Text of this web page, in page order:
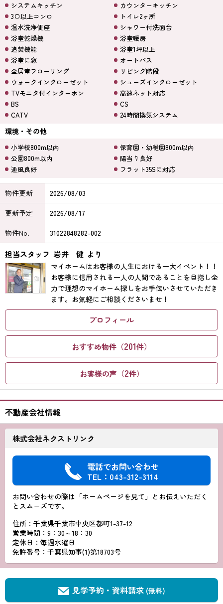
システムキッチン
カウンターキッチン
3口以上コンロ
トイレ2ヶ所
温水洗浄便座
シャワー付洗面台
浴室乾燥機
浴室暖房
追焚機能
浴室1坪以上
浴室に窓
オートバス
全居室フローリング
リビング階段
ウォークインクローゼット
シューズインクローゼット
TVモニタ付インターホン
高速ネット対応
BS
CS
CATV
24時間換気システム
環境・その他
小学校800m以内
保育園・幼稚園800m以内
公園800m以内
陽当り良好
通風良好
フラット35Sに対応
物件更新
2026/08/03
更新予定
2026/08/17
物件No.
31022848282-002
担当スタッフ 岩井 健 より
マイホームはお客様の人生における一大イベント！！
お客様に信用される一人の人間であることを目指し全
力で理想のマイホーム探しをお手伝いさせていただき
ます。お気軽にご相談くださいませ！
プロフィール
おすすめ物件（201件）
お客様の声（2件）
不動産会社情報
株式会社ネクストリンク
電話でお問い合わせ
TEL：043-312-3114
お問い合わせの際は「ホームページを見て」とお伝えいただく
とスムーズです。
住所：千葉県千葉市中央区都町1-37-12
営業時間：9：30～18：30
定休日：毎週水曜日
免許番号：千葉県知事(1)第18703号
見学予約・資料請求 (無料)